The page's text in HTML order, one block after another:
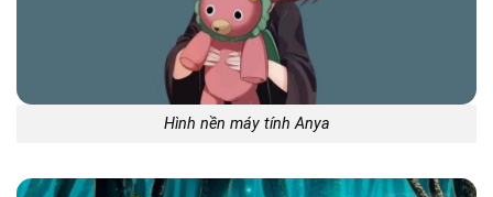
Hình nền máy tính Anya